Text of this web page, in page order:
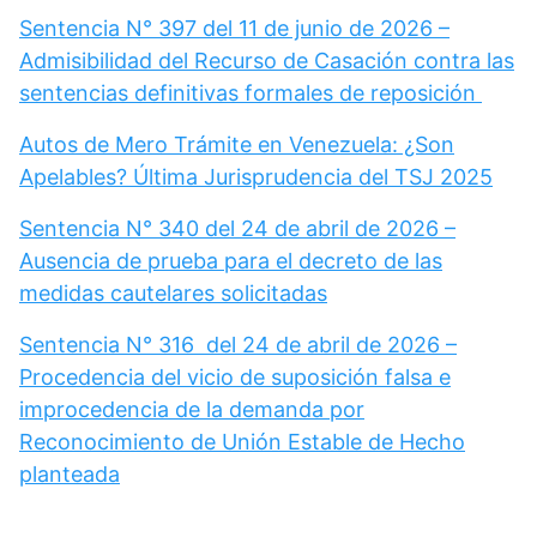
Sentencia N° 397 del 11 de junio de 2026 –
Admisibilidad del Recurso de Casación contra las
sentencias definitivas formales de reposición
Autos de Mero Trámite en Venezuela: ¿Son
Apelables? Última Jurisprudencia del TSJ 2025
Sentencia N° 340 del 24 de abril de 2026 –
Ausencia de prueba para el decreto de las
medidas cautelares solicitadas
Sentencia N° 316 del 24 de abril de 2026 –
Procedencia del vicio de suposición falsa e
improcedencia de la demanda por
Reconocimiento de Unión Estable de Hecho
planteada